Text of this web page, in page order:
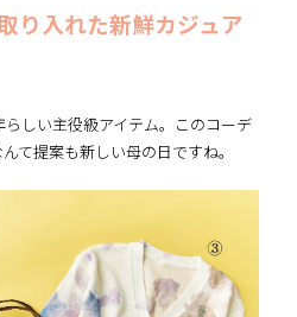
り入れた新鮮カジュア
しい主役級アイテム。このコーデ
て提案も新しい母の日ですね。